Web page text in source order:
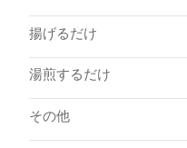
揚げるだけ
湯煎するだけ
その他